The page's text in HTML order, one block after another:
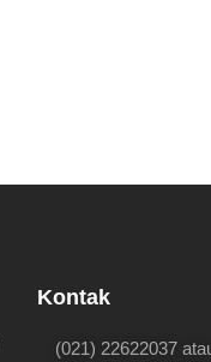
Kontak
(021) 22622037